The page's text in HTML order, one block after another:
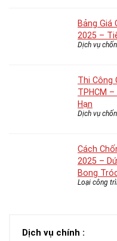
Bảng Giá
2025 –
Dịch vụ
Thi Công
TPHCM
Hạn
Dịch vụ
Cách
2025 –
Bong
Loại công
Dịch vụ chính :